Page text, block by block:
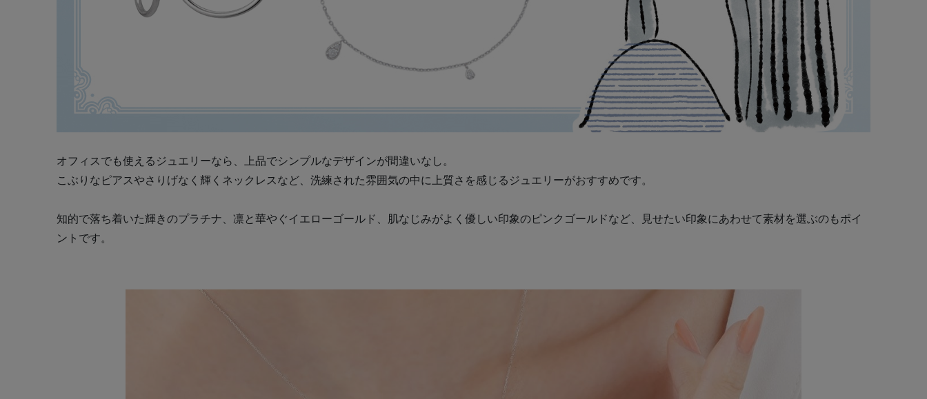
オフィスでも使えるジュエリーなら、上品でシンプルなデザインが間違いなし。
こぶりなピアスやさりげなく輝くネックレスなど、洗練された雰囲気の中に上質さを感じるジュエリーがおすすめです。
知的で落ち着いた輝きのプラチナ、凛と華やぐイエローゴールド、肌なじみがよく優しい印象のピンクゴールドなど、見せたい印象にあわせて素材を選ぶのもポイ
ントです。